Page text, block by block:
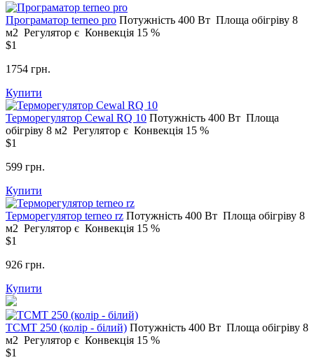
Програматор terneo pro Потужність 400 Вт Площа обігріву 8
м2 Регулятор є Конвекція 15 %
$1
1754 грн.
Купити
Терморегулятор Сewal RQ 10 Потужність 400 Вт Площа
обігріву 8 м2 Регулятор є Конвекція 15 %
$1
599 грн.
Купити
Терморегулятор terneo rz Потужність 400 Вт Площа обігріву 8
м2 Регулятор є Конвекція 15 %
$1
926 грн.
Купити
ТСМТ 250 (колір - білий) Потужність 400 Вт Площа обігріву 8
м2 Регулятор є Конвекція 15 %
$1